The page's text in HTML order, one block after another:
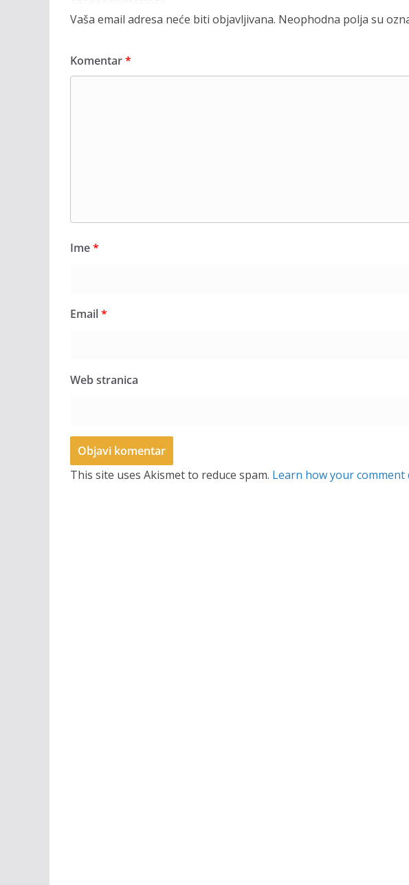
Vaša email adresa neće biti objavljivana. Neophodna polja su
Komentar*
Ime*
Email*
Web stranica
This site uses Akismet to reduce spam. Learn how your comment